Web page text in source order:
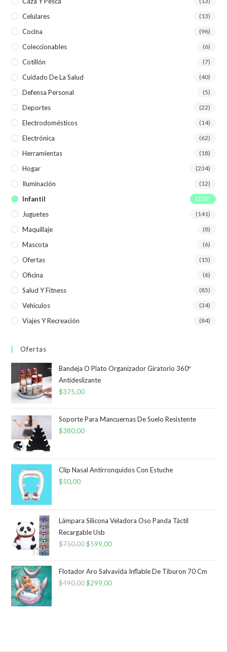
Celulares (13)
Cocina (96)
Coleccionables (6)
Cotillón (7)
Cuidado De La Salud (40)
Defensa Personal (5)
Deportes (22)
Electrodomésticos (14)
Electrónica (62)
Herramientas (18)
Hogar (234)
Iluminación (12)
Infantil (179)
Juguetes (141)
Maquillaje (8)
Mascota (6)
Ofertas (15)
Oficina (6)
Salud Y Fitness (85)
Vehículos (34)
Viajes Y Recreación (84)
Ofertas
Bandeja O Plato Organizador Giratorio 360º
Antideslizante
$375,00
Soporte Para Mancuernas De Suelo Resistente
$380,00
Clip Nasal Antirronquidos Con Estuche
$50,00
Lámpara Silicona Veladora Oso Panda Táctil
Recargable Usb
$750,00El
original
era:
$599,00El
actual
es:
Flotador Aro Salvavida Inflable De Tiburon 70 Cm
$490,00El
$299,00El